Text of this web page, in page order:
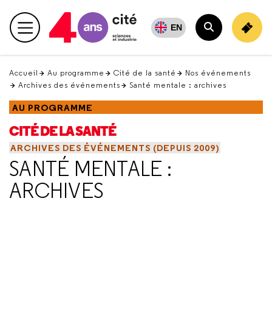
en
haut Menu principal EN
Rechercher
Accueil Au programme Cité de la santé
Nos événements
Archives des événements
Santé mentale : archives
AU PROGRAMME
CITÉ DE LA SANTÉ
ARCHIVES DES ÉVÉNEMENTS (DEPUIS 2009)
SANTÉ MENTALE :
ARCHIVES